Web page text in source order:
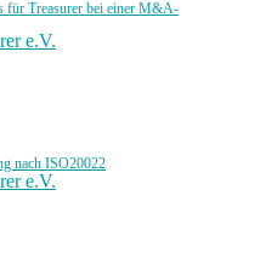
für Treasurer bei einer M&A-
e.V.
nach ISO20022
e.V.